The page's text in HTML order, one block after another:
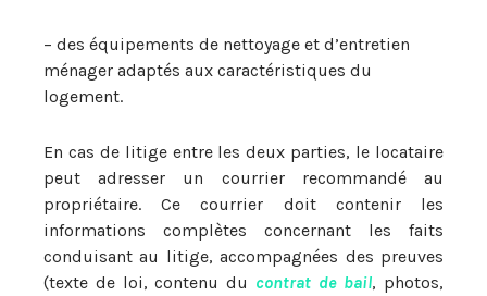
– des équipements de nettoyage et d’entretien
ménager adaptés aux caractéristiques du
logement.
En cas de litige entre les deux parties, le locataire
peut adresser un courrier recommandé au
propriétaire. Ce courrier doit contenir les
informations complètes concernant les faits
conduisant au litige, accompagnées des preuves
(texte de loi, contenu du contrat de bail, photos,